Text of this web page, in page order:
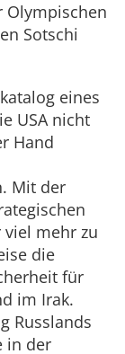
Olympischen
Sotschi
eines
USA nicht
Hand
Mit der
viel mehr zu
die
für
im Irak.
Russlands
in der